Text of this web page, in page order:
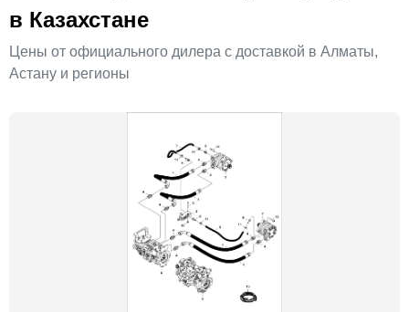
в Казахстане
Цены от официального дилера с доставкой в Алматы,
Астану и регионы